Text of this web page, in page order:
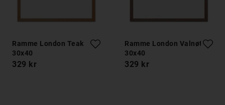
Ramme London Teak
30x40
329 kr
Ramme London Valnøtt
30x40
329 kr